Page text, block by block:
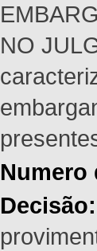
NO
Numero
Decisão: